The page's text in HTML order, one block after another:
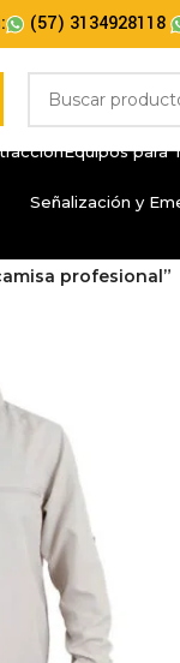
(57) 3134928118
Equipos para
Señalización y
profesional”